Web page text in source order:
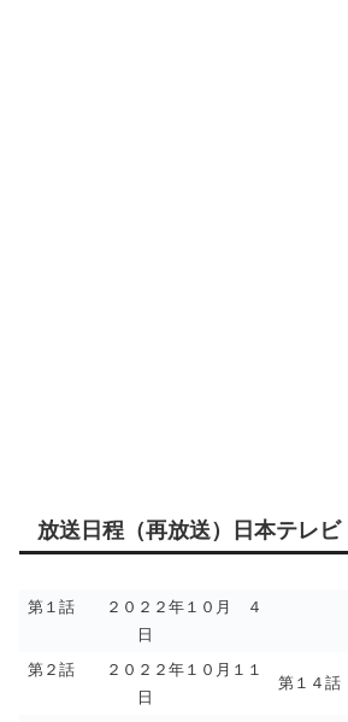
放送日程（再放送）日本テレビ
第１話 ２０２２年１０月 ４
日
第２話 ２０２２年１０月１１
日
第１４話